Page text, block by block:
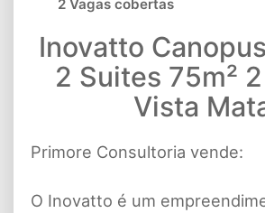
2 Vagas cobertas
Inovatto
2 Suites 75m²
Vista
Primore Consultoria vende:
O Inovatto é um